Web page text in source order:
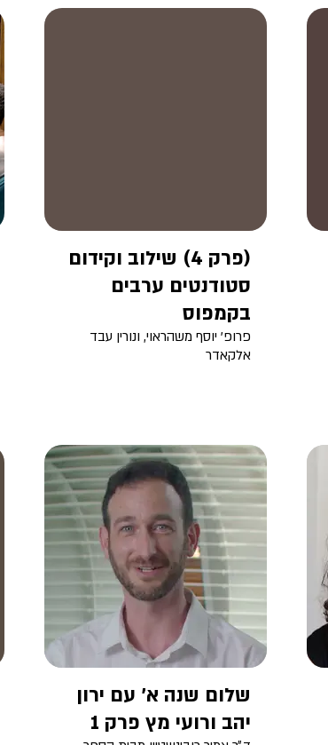
(פרק 4) שילוב וקידום
סטודנטים ערבים
בקמפוס
פרופ' יוסף משהראוי, ונורין עבד
אלקאדר
שלום שנה א' עם ירון
יהב ורועי מץ פרק 1